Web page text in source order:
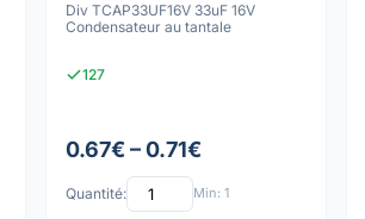
Div TCAP33UF16V 33uF 16V
Condensateur au tantale
127
0.67€ – 0.71€
Quantité: Min: 1